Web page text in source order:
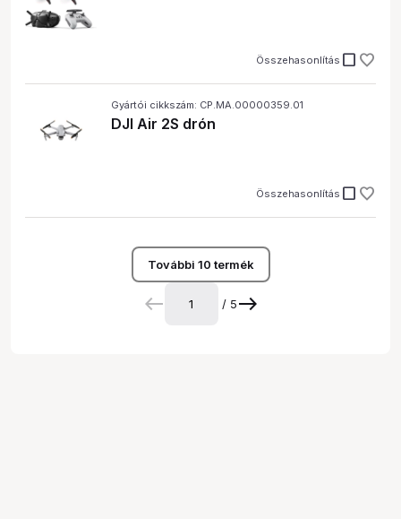
Összehasonlítás check_box_outline_blank
Gyártói cikkszám: CP.MA.00000359.01
DJI Air 2S drón
Összehasonlítás check_box_outline_blank
További 10 termék
/ 5